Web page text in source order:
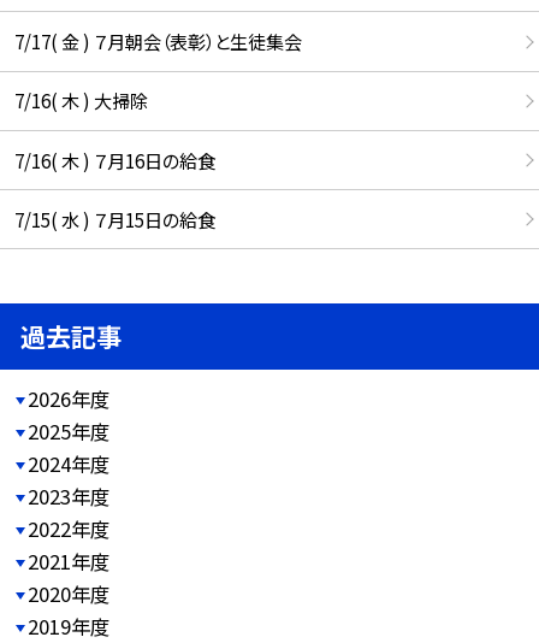
7/17( 金 ) ７月朝会（表彰）と生徒集会
7/16( 木 ) 大掃除
7/16( 木 ) ７月16日の給食
7/15( 水 ) ７月15日の給食
過去記事
2026年度
2025年度
2024年度
2023年度
2022年度
2021年度
2020年度
2019年度